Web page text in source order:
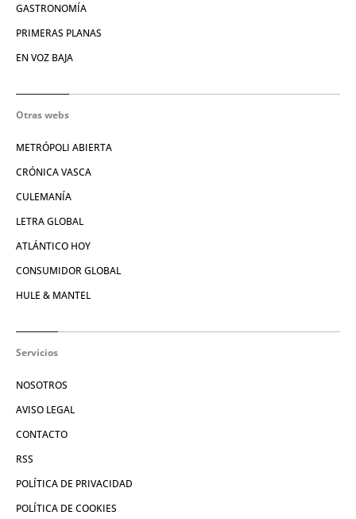
GASTRONOMÍA
PRIMERAS PLANAS
EN VOZ BAJA
Otras webs
METRÓPOLI ABIERTA
CRÓNICA VASCA
CULEMANÍA
LETRA GLOBAL
ATLÁNTICO HOY
CONSUMIDOR GLOBAL
HULE & MANTEL
Servicios
NOSOTROS
AVISO LEGAL
CONTACTO
RSS
POLÍTICA DE PRIVACIDAD
POLÍTICA DE COOKIES